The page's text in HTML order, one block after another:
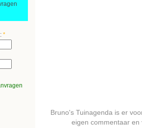
*
Bruno's Tuinagenda is er
eigen commentaar